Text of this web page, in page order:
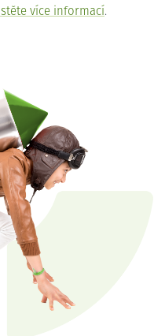
více informací.